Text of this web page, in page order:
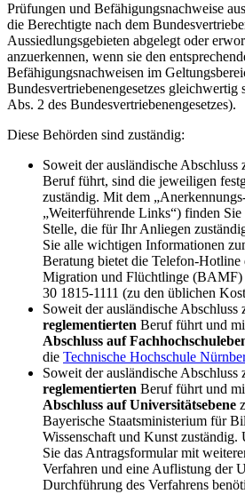
Prüfungen und Befähigungsnachweise
die Berechtigte nach dem
Aussiedlungsgebieten abgelegt oder
anzuerkennen, wenn sie den
Befähigungsnachweisen im
Bundesvertriebenengesetzes
Abs. 2 des Bundesvertriebenengesetzes).
Diese Behörden sind zuständig:
Soweit der ausländische Abschluss
Beruf führt, sind die jeweiligen
zuständig. Mit dem
„Weiterführende Links“) finden
Stelle, die für Ihr Anliegen
Sie alle wichtigen Informationen
Beratung bietet die Telefon-Hotline
Migration und Flüchtlinge (BAMF)
30 1815-1111 (zu den üblichen
Soweit der ausländische Abschluss
reglementierten Beruf führt und
Abschluss auf
die Technische Hochschule
Soweit der ausländische Abschluss
reglementierten Beruf führt und
Abschluss auf Universitätsebene
Bayerische Staatsministerium für
Wissenschaft und Kunst zuständig.
Sie das Antragsformular mit
Verfahren und eine Auflistung der
Durchführung des Verfahrens